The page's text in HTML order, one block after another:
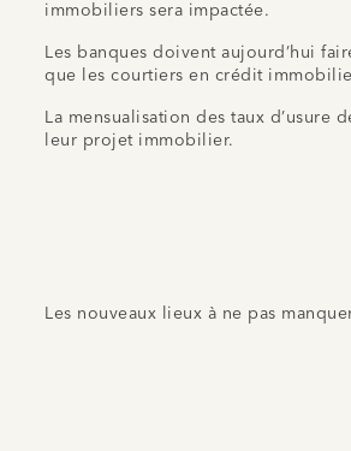
immobiliers sera impactée.
Les banques doivent aujourd’hui
que les courtiers en crédit
La mensualisation des taux
leur projet immobilier.
Les nouveaux lieux à ne pas